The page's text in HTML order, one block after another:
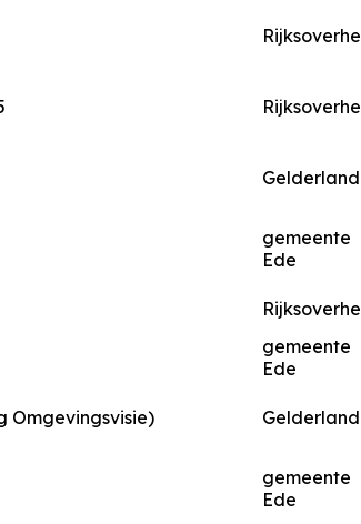
Gelderland
gemeente
Ede
gemeente
Ede
Omgevingsvisie) Gelderland
gemeente
Ede